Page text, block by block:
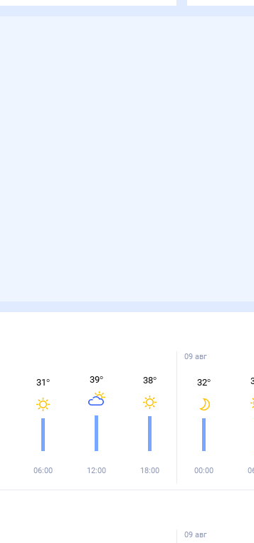
31°
06:00
39°
12:00
38°
18:00
09 авг
32°
00:00
09 авг